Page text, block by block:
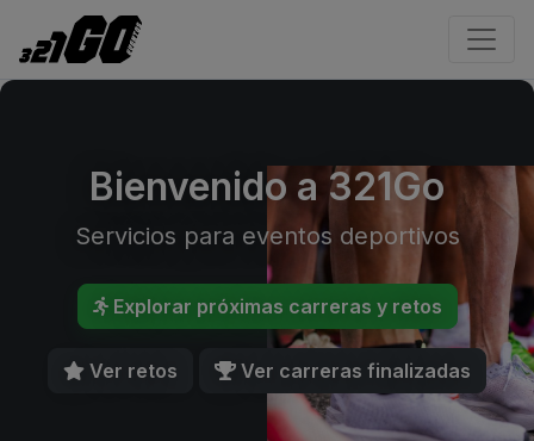
Bienvenido a 321Go
Servicios para eventos deportivos
Explorar próximas carreras y retos
Ver retos Ver carreras finalizadas